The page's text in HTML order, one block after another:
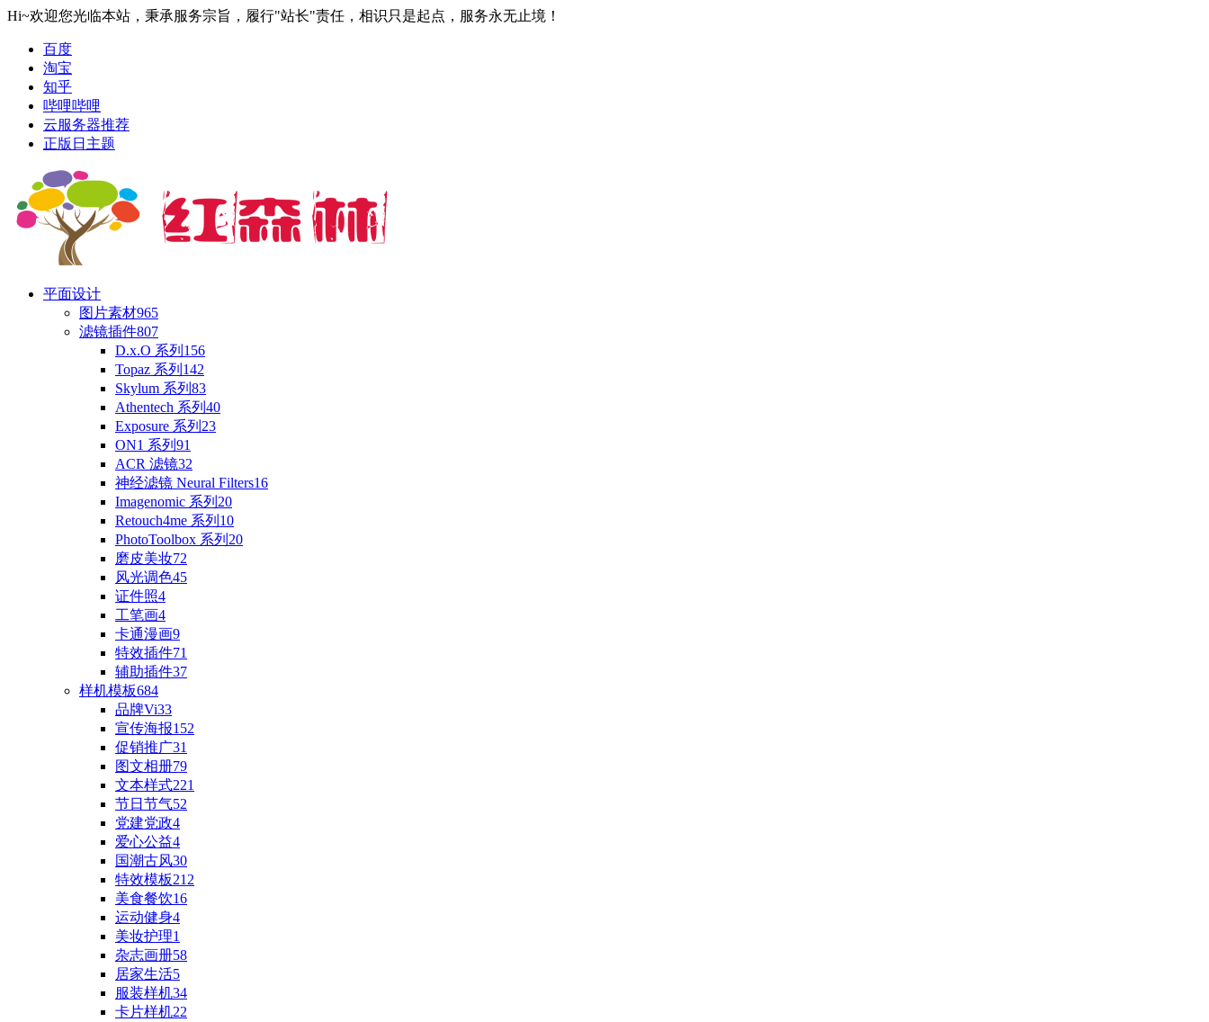
Hi~欢迎您光临本站，秉承服务宗旨，履行"站长"责任，相识只是起点，服务永无止境！
百度
淘宝
知乎
哔哩哔哩
云服务器推荐
正版日主题
平面设计
图片素材965
滤镜插件807
D.x.O 系列 156
Topaz 系列 142
Skylum 系列 83
Athentech 系列 40
Exposure 系列 23
ON1 系列 91
ACR 滤镜32
神经滤镜 Neural Filters16
Imagenomic 系列 20
Retouch4me 系列 10
PhotoToolbox 系列 20
磨皮美妆72
风光调色45
证件照4
工笔画4
卡通漫画9
特效插件71
辅助插件37
样机模板684
品牌Vi33
宣传海报152
促销推广31
图文相册79
文本样式221
节日节气52
党建党政4
爱心公益4
国潮古风30
特效模板212
美食餐饮16
运动健身4
美妆护理1
杂志画册58
居家生活5
服装样机34
卡片样机22